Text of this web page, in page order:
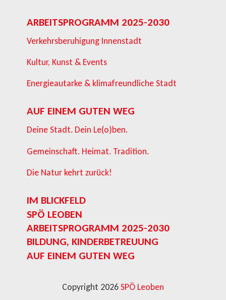
ARBEITSPROGRAMM 2025-2030
Verkehrsberuhigung Innenstadt
Kultur, Kunst & Events
Energieautarke & klimafreundliche Stadt
AUF EINEM GUTEN WEG
Deine Stadt. Dein Le(o)ben.
Gemeinschaft. Heimat. Tradition.
Die Natur kehrt zurück!
IM BLICKFELD
SPÖ LEOBEN
ARBEITSPROGRAMM 2025-2030
BILDUNG, KINDERBETREUUNG
AUF EINEM GUTEN WEG
Copyright 2026SPÖ Leoben